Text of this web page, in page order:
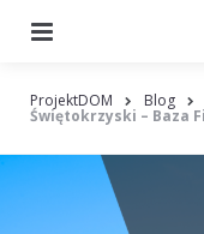
ProjektDOM Blog
Świętokrzyski – Baza